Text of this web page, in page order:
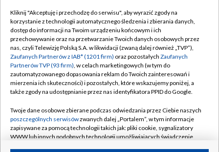
TVP
Abonament TVP
Emisja w TVP
Centrum informacji TVP
Naziemna Telewizja Cyfrowa
Rada Programowa
System NOS
Informacje o nadawcy
Regulamin TVP
Polityka prywatności
Moje zgody
Pomoc
Kontakt
Kliknij "Akceptuję i przechodzę do serwisu", aby wyrazić zgody na
korzystanie z technologii automatycznego śledzenia i zbierania danych,
dostęp do informacji na Twoim urządzeniu końcowym i ich
przechowywanie oraz na przetwarzanie Twoich danych osobowych przez
nas, czyli Telewizję Polską S.A. w likwidacji (zwaną dalej również „TVP”),
Zaufanych Partnerów z IAB* (1201 firm) oraz pozostałych Zaufanych
Partnerów TVP (93 firm), w celach marketingowych (w tym do
zautomatyzowanego dopasowania reklam do Twoich zainteresowań i
mierzenia ich skuteczności) i pozostałych, które wskazujemy poniżej, a
także zgody na udostępnianie przez nas identyfikatora PPID do Google.
Twoje dane osobowe zbierane podczas odwiedzania przez Ciebie naszych
poszczególnych serwisówzwanych dalej „Portalem”, w tym informacje
zapisywane za pomocą technologii takich jak: pliki cookie, sygnalizatory
WWW lub innych podobnych technologii umożliwiających świadczenie